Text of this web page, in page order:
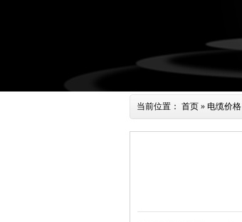
当前位置： 首页 » 电缆价格